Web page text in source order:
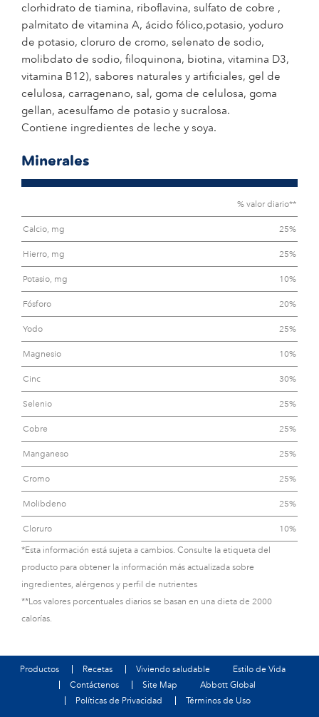
clorhidrato de tiamina, riboflavina, sulfato de cobre ,
palmitato de vitamina A, ácido fólico,potasio, yoduro
de potasio, cloruro de cromo, selenato de sodio,
molibdato de sodio, filoquinona, biotina, vitamina D3,
vitamina B12), sabores naturales y artificiales, gel de
celulosa, carragenano, sal, goma de celulosa, goma
gellan, acesulfamo de potasio y sucralosa.
Contiene ingredientes de leche y soya.
Minerales
% valor diario**
Calcio, mg 25%
Hierro, mg 25%
Potasio, mg 10%
Fósforo 20%
Yodo 25%
Magnesio 10%
Cinc 30%
Selenio 25%
Cobre 25%
Manganeso 25%
Cromo 25%
Molibdeno 25%
Cloruro 10%
*Esta información está sujeta a cambios. Consulte la etiqueta del
producto para obtener la información más actualizada sobre
ingredientes, alérgenos y perfil de nutrientes
**Los valores porcentuales diarios se basan en una dieta de 2000
calorías.
Productos Recetas Viviendo saludable
Estilo de Vida
Contáctenos
Site Map
Abbott Global
Políticas de Privacidad
Términos de Uso